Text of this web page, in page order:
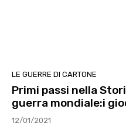
LE GUERRE DI CARTONE
Primi passi nella
guerra mondiale:i
12/01/2021